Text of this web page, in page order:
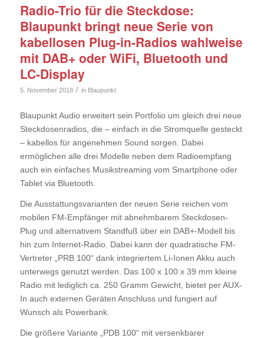
Radio-Trio für die Steckdose:
Blaupunkt bringt neue Serie von
kabellosen Plug-in-Radios wahlweise
mit DAB+ oder WiFi, Bluetooth und
LC-Display
5. November 2018 / in Blaupunkt
Blaupunkt Audio erweitert sein Portfolio um gleich drei neue
Steckdosenradios, die – einfach in die Stromquelle gesteckt
– kabellos für angenehmen Sound sorgen. Dabei
ermöglichen alle drei Modelle neben dem Radioempfang
auch ein einfaches Musikstreaming vom Smartphone oder
Tablet via Bluetooth.
Die Ausstattungsvarianten der neuen Serie reichen vom
mobilen FM-Empfänger mit abnehmbarem Steckdosen-
Plug und alternativem Standfuß über ein DAB+-Modell bis
hin zum Internet-Radio. Dabei kann der quadratische FM-
Vertreter „PRB 100“ dank integriertem Li-Ionen Akku auch
unterwegs genutzt werden. Das 100 x 100 x 39 mm kleine
Radio mit lediglich ca. 250 Gramm Gewicht, bietet per AUX-
In auch externen Geräten Anschluss und fungiert auf
Wunsch als Powerbank.
Die größere Variante „PDB 100“ mit versenkbarer